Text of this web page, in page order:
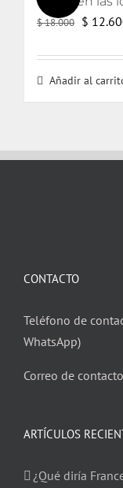
$18.000 El
original
era:
$
Añadir al
CONTACTO
Teléfono de
WhatsApp)
Correo de
ARTÍCULOS
¿Qué diría